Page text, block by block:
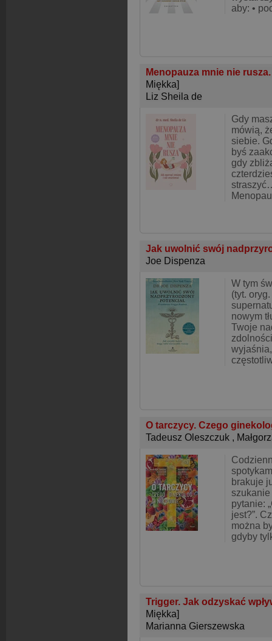
aby: •
Menopauza mnie nie
Miękka]
Liz Sheila de
Gdy
mówią,
siebie.
byś
gdy
Jak uwolnić swój
Joe Dispenza
W tym
(tyt.
nowym
Twoje
O tarczycy. Czego
Tadeusz Oleszczuk ,
brakuje
pytanie:
jest?”.
można
gdyby
Trigger. Jak odzyskać
Miękka]
Marianna Gierszewska